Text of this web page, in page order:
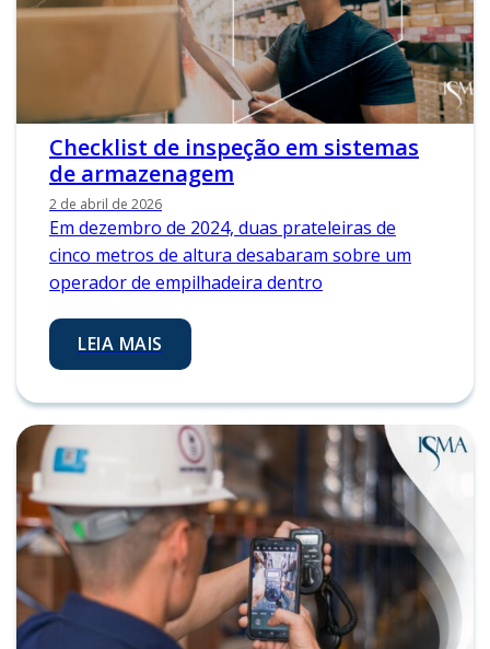
Checklist de inspeção em sistemas
de armazenagem
2 de abril de 2026
Em dezembro de 2024, duas prateleiras de
cinco metros de altura desabaram sobre um
operador de empilhadeira dentro
LEIA MAIS